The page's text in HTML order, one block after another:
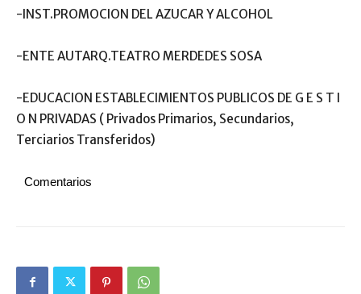
-INST.PROMOCION DEL AZUCAR Y ALCOHOL
-ENTE AUTARQ.TEATRO MERDEDES SOSA
-EDUCACION ESTABLECIMIENTOS PUBLICOS DE G E S T I
O N PRIVADAS ( Privados Primarios, Secundarios,
Terciarios Transferidos)
Comentarios